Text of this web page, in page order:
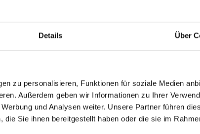
Details Über
zu personalisieren, Funktionen für soziale Medien
Außerdem geben wir Informationen zu Ihrer
und Analysen weiter. Unsere Partner führen
Sie ihnen bereitgestellt haben oder die sie im
für "CABARET –
zehn Wochen vorher.